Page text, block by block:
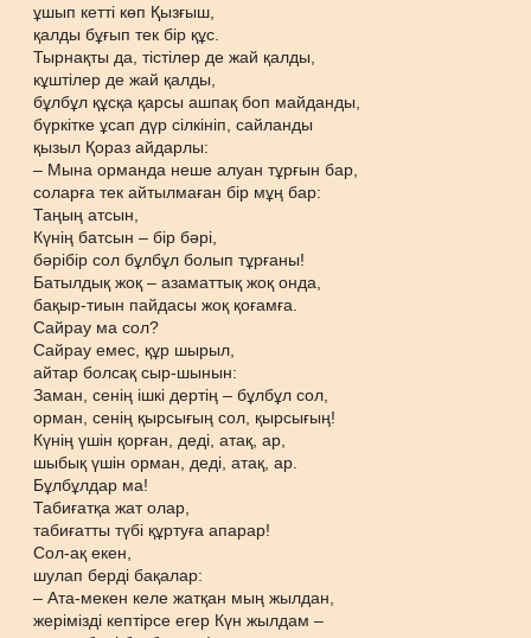
ұшып кетті көп Қызғыш,
қалды бұғып тек бір құс.
Тырнақты да, тістілер де жай қалды,
кұштілер де жай қалды,
бұлбұл құсқа қарсы ашпақ боп майданды,
бүркітке ұсап дүр сілкініп, сайланды
қызыл Қораз айдарлы:
– Мына орманда неше алуан тұрғын бар,
соларға тек айтылмаған бір мұң бар:
Таңың атсын,
Күнің батсын – бір бәрі,
бәрібір сол бұлбұл болып тұрғаны!
Батылдық жоқ – азаматтық жоқ онда,
бақыр-тиын пайдасы жоқ қоғамға.
Сайрау ма сол?
Сайрау емес, құр шырыл,
айтар болсақ сыр-шынын:
Заман, сенің ішкі дертің – бұлбұл сол,
орман, сенің қырсығың сол, қырсығың!
Күнің үшін қорған, деді, атақ, ар,
шыбық үшін орман, деді, атақ, ар.
Бұлбұлдар ма!
Табиғатқа жат олар,
табиғатты түбі құртуға апарар!
Сол-ақ екен,
шулап берді бақалар:
– Ата-мекен келе жатқан мың жылдан,
жерімізді кептірсе егер Күн жылдам –